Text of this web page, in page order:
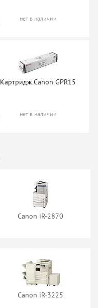
нет в наличии
нет в наличии
нет в наличии
Картридж Canon GPR15
нет в наличии
Canon iR-2870
Canon iR-3225